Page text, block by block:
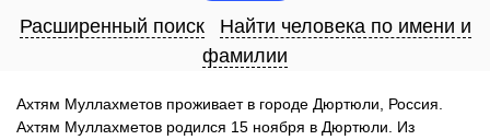
Расширенный поиск
Найти человека по имени и
фамилии
Ахтям Муллахметов проживает в городе Дюртюли, Россия.
Ахтям Муллахметов родился 15 ноября в Дюртюли. Из